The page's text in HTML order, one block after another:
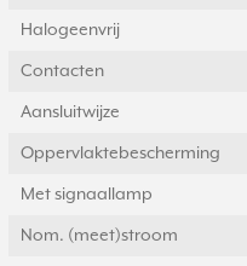
Halogeenvrij
Contacten
Aansluitwijze
Oppervlaktebescherming
Met signaallamp
Nom. (meet)stroom